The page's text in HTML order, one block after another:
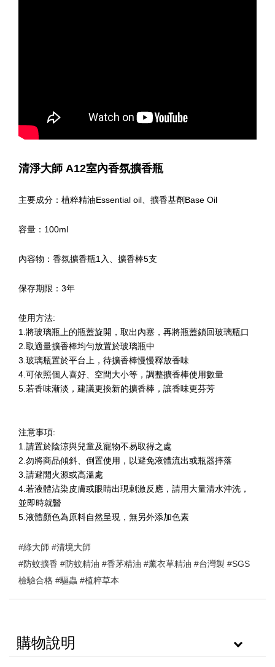
清淨大師 A12室內香氛擴香瓶
主要成分：植粹精油Essential oil、擴香基劑Base Oil
容量：100ml
內容物：香氛擴香瓶1入、擴香棒5支
保存期限：3年
使用方法:
1.將玻璃瓶上的瓶蓋旋開，取出內塞，再將瓶蓋鎖回玻璃瓶口
2.取適量擴香棒均勻放置於玻璃瓶中
3.玻璃瓶置於平台上，待擴香棒慢慢釋放香味
4.可依照個人喜好、空間大小等，調整擴香棒使用數量
5.若香味漸淡，建議更換新的擴香棒，讓香味更芬芳
注意事項:
1.請置於陰涼與兒童及寵物不易取得之處
2.勿將商品傾斜、倒置使用，以避免液體流出或瓶器摔落
3.請避開火源或高溫處
4.若液體沾染皮膚或眼睛出現刺激反應，請用大量清水沖洗，
並即時就醫
5.液體顏色為原料自然呈現，無另外添加色素
#綠大師 #清境大師
#防蚊擴香 #防蚊精油 #香茅精油 #薰衣草精油 #台灣製 #SGS
檢驗合格 #驅蟲 #植粹草本
購物說明